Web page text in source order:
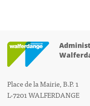
Place de la Mairie, B.P. 1
L-7201 WALFERDANGE